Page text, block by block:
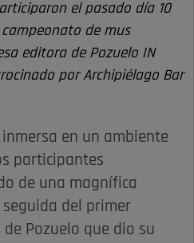
el pasado día 10
de mus
editora de Pozuelo IN
por Archipiélago Bar
en un ambiente
participantes
de una magnífica
del primer
Pozuelo que dio su